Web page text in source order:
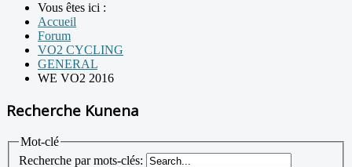
Vous êtes ici :
Accueil
Forum
VO2 CYCLING
GENERAL
WE VO2 2016
Recherche Kunena
Mot-clé
Recherche par mots-clés: